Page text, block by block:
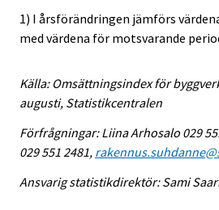
1) I årsförändringen jämförs
med värdena för motsvarande
Källa: Omsättningsindex för
augusti, Statistikcentralen
Förfrågningar: Liina Arhosalo 029
029 551 2481,
Ansvarig statistikdirektör: Sami